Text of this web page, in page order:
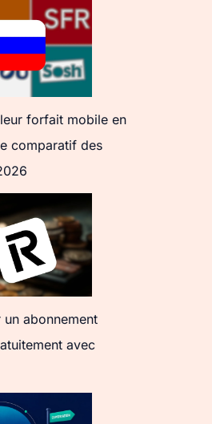
forfait mobile en
comparatif des
abonnement
avec